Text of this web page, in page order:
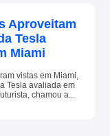
Aproveitam
Tesla
Miami
vistas em Miami,
Tesla avaliada em
chamou a...